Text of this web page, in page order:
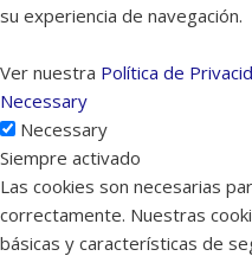
su experiencia de navegación.
Ver nuestra Política de
Necessary
Necessary
Siempre activado
Las cookies son necesarias
correctamente. Nuestras
básicas y características de